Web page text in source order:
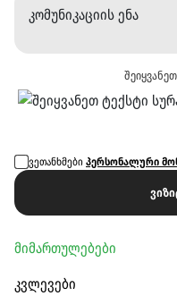
კომუნიკაციის ენა
ვეთანხმებიპერსონალური
მიმართულებები
კვლევები